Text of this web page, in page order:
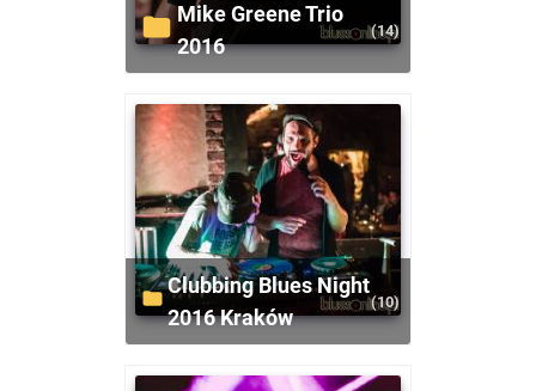
Mike Greene Trio
2016
(14)
Clubbing Blues Night
2016 Kraków
(10)